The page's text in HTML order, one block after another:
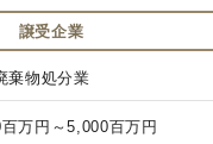
譲受企業
棄物処分業
万円～5,000百万円